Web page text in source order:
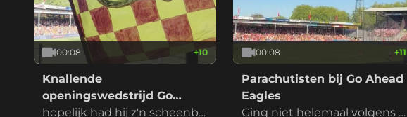
00:08 +10
Knallende
openingswedstrijd Go
Ahead Eagles
hopelijk had hij z'n scheenbe
00:08 +11
Parachutisten bij Go Ahead
Eagles
Ging niet helemaal volgens p